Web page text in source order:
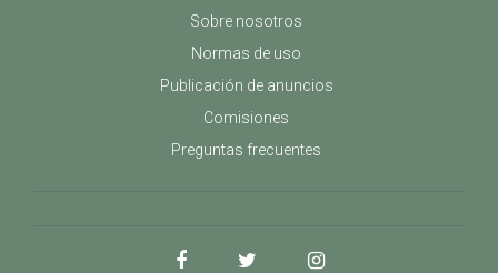
Sobre nosotros
Normas de uso
Publicación de anuncios
Comisiones
Preguntas frecuentes